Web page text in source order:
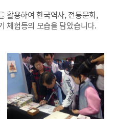
활용하여 한국역사, 전통문화,
체험등의 모습을 담았습니다.